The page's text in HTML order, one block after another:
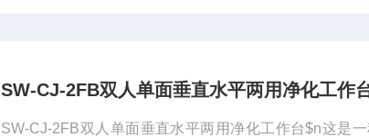
SW-CJ-2FB双人单面垂直水平两用净化工作
SW-CJ-2FB双人单面垂直水平两用净化工作台$n这是